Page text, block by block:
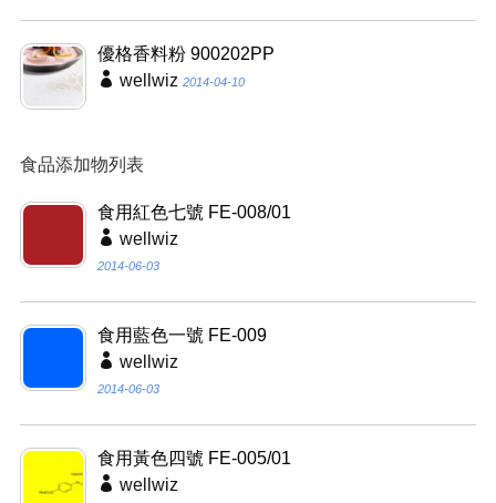
優格香料粉 900202PP
wellwiz 2014-04-10
食品添加物列表
食用紅色七號 FE-008/01
wellwiz
2014-06-03
食用藍色一號 FE-009
wellwiz
2014-06-03
食用黃色四號 FE-005/01
wellwiz